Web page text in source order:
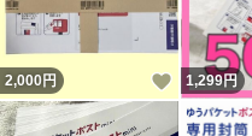
2,000円 いいね！
1,299円